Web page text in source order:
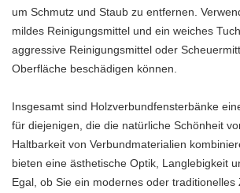
um Schmutz und Staub zu entfernen.
mildes Reinigungsmittel und ein weiches
aggressive Reinigungsmittel oder
Oberfläche beschädigen können.
Insgesamt sind Holzverbundfensterbänke
für diejenigen, die die natürliche Schönheit
Haltbarkeit von Verbundmaterialien
bieten eine ästhetische Optik, Langlebigkeit
Egal, ob Sie ein modernes oder traditionelles